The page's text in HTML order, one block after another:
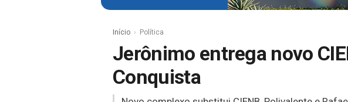
Início Política
Jerônimo entrega novo
Conquista